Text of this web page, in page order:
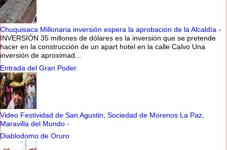
Chuquisaca Millonaria inversión espera la aprobación de la Alcaldía -
INVERSIÓN 35 millones de dólares es la inversión que se pretende
hacer en la construcción de un apart hotel en la calle Calvo Una
inversión de aproximad...
Entrada del Gran Poder
Video Festividad de San Agustin, Sociedad de Morenos La Paz,
Maravilla del Mundo -
Diablodomo de Oruro